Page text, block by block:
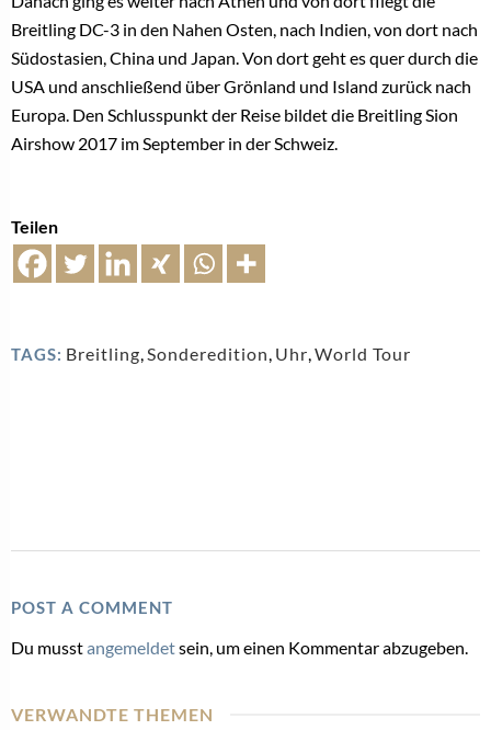
Breitling DC-3 in den Nahen Osten, nach Indien, von dort nach
Südostasien, China und Japan. Von dort geht es quer durch die
USA und anschließend über Grönland und Island zurück nach
Europa. Den Schlusspunkt der Reise bildet die Breitling Sion
Airshow 2017 im September in der Schweiz.
Teilen
TAGS: Breitling,Sonderedition, Uhr,World Tour
POST A COMMENT
Du musstangemeldetsein, um einen Kommentar abzugeben.
VERWANDTE THEMEN